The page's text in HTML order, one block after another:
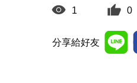
1 0
分享給好友